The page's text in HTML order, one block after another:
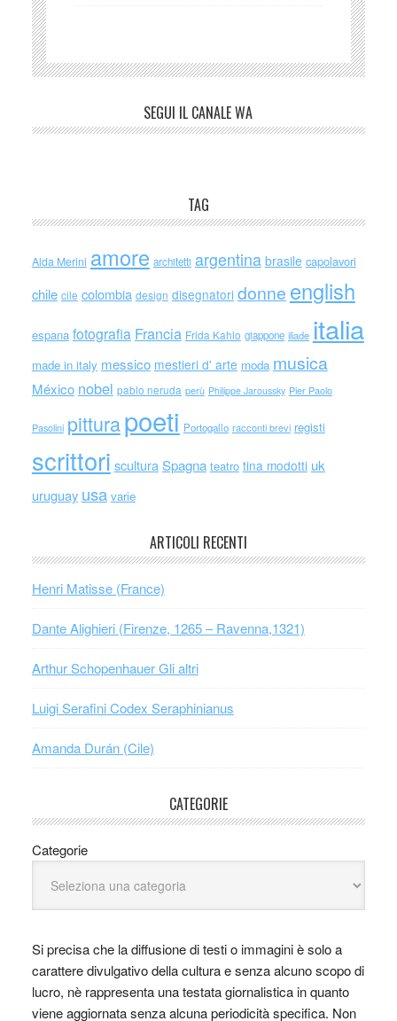
SEGUI IL CANALE WA
TAG
Alda Merini amore architetti argentina brasile capolavori
chile cile colombia design disegnatori donne english
espana fotografia Francia Frida Kahlo giappone iliade italia
made in italy messico mestieri d' arte moda musica
México nobel pablo neruda perù Philippe Jaroussky Pier Paolo
Pasolini pitturapoeti Portogallo racconti brevi registi
scrittori scultura Spagna teatro tina modotti uk
uruguay usa varie
ARTICOLI RECENTI
Henri Matisse (France)
Dante Alighieri (Firenze, 1265 – Ravenna,1321)
Arthur Schopenhauer Gli altri
Luigi Serafini Codex Seraphinianus
Amanda Durán (Cile)
CATEGORIE
Categorie
Si precisa che la diffusione di testi o immagini è solo a
carattere divulgativo della cultura e senza alcuno scopo di
lucro, nè rappresenta una testata giornalistica in quanto
viene aggiornata senza alcuna periodicità specifica. Non